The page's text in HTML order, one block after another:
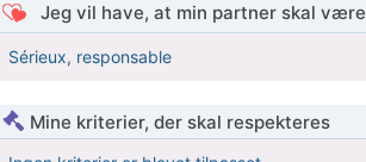
Jeg vil have, at min partner skal være
Sérieux, responsable
Mine kriterier, der skal respekteres